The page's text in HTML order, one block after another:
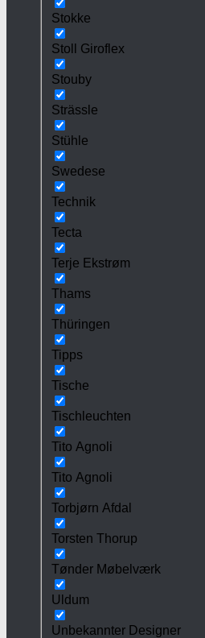
Stokke
Stoll Giroflex
Stouby
Strässle
Stühle
Swedese
Technik
Tecta
Terje Ekstrøm
Thams
Thüringen
Tipps
Tische
Tischleuchten
Tito Agnoli
Tito Agnoli
Torbjørn Afdal
Torsten Thorup
Tønder Møbelværk
Uldum
Unbekannter Designer